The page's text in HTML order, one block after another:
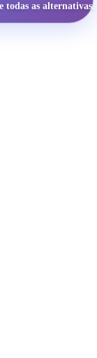
as alternativas.